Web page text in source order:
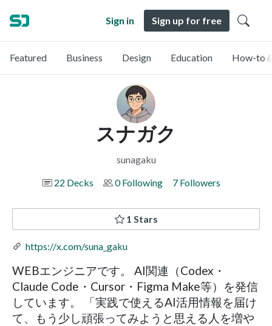
Sign in Sign up for free
Featured Business Design Education How-to
スナガク
sunagaku
22 Decks
0 Following 7 Followers
1 Stars
https://x.com/suna_gaku
WEBエンジニアです。 AI関連（Codex・
Claude Code・Cursor・Figma Make等）を発信
しています。 「実践で使えるAI活用情報を届け
て、もう少し頑張ってみようと思える人を増や